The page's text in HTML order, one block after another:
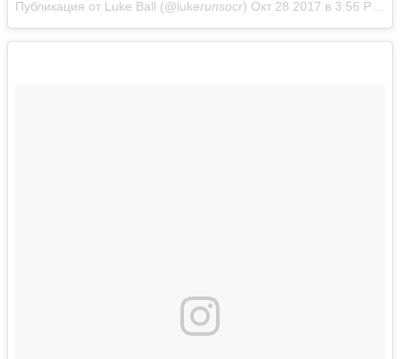
Публикация от Luke Ball (@lukerunsocr) Окт 28 2017 в 3:56 PDT